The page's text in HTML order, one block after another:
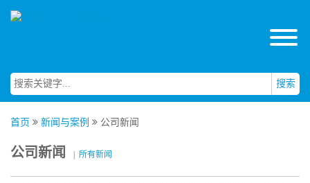
搜索
首页 新闻与案例 公司新闻
公司新闻 所有新闻